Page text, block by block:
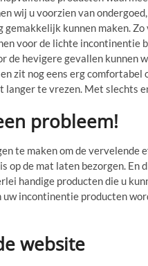
wij u voorzien van
gemakkelijk kunnen maken.
voor de lichte incontinentie
de hevigere gevallen kunnen
zit nog eens erg
langer te vrezen. Met slechts
probleem!
te maken om de
op de mat laten bezorgen.
handige producten die u
incontinentie producten
website